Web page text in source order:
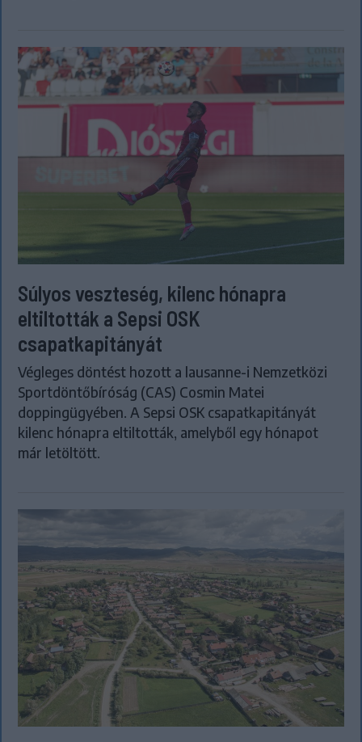
Súlyos veszteség, kilenc hónapra
eltiltották a Sepsi OSK
csapatkapitányát
Végleges döntést hozott a lausanne-i Nemzetközi
Sportdöntőbíróság (CAS) Cosmin Matei
doppingügyében. A Sepsi OSK csapatkapitányát
kilenc hónapra eltiltották, amelyből egy hónapot
már letöltött.